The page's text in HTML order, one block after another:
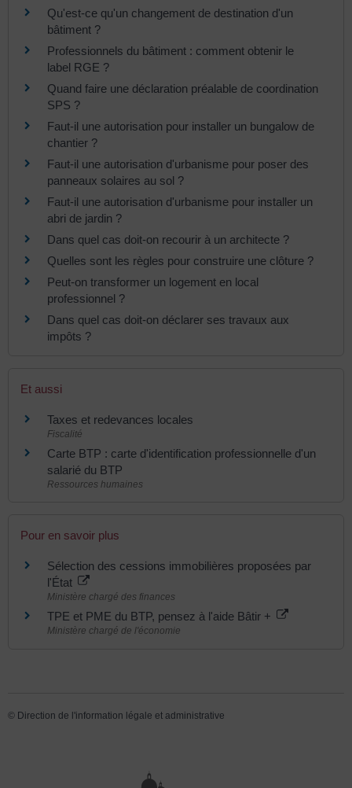
Qu'est-ce qu'un changement de destination d'un
bâtiment ?
Professionnels du bâtiment : comment obtenir le
label RGE ?
Quand faire une déclaration préalable de coordination
SPS ?
Faut-il une autorisation pour installer un bungalow de
chantier ?
Faut-il une autorisation d'urbanisme pour poser des
panneaux solaires au sol ?
Faut-il une autorisation d'urbanisme pour installer un
abri de jardin ?
Dans quel cas doit-on recourir à un architecte ?
Quelles sont les règles pour construire une clôture ?
Peut-on transformer un logement en local
professionnel ?
Dans quel cas doit-on déclarer ses travaux aux
impôts ?
Et aussi
Taxes et redevances locales
Fiscalité
Carte BTP : carte d'identification professionnelle d'un
salarié du BTP
Ressources humaines
Pour en savoir plus
Sélection des cessions immobilières proposées par
l'État
Ministère chargé des finances
TPE et PME du BTP, pensez à l'aide Bâtir +
Ministère chargé de l'économie
© Direction de l'information légale et administrative